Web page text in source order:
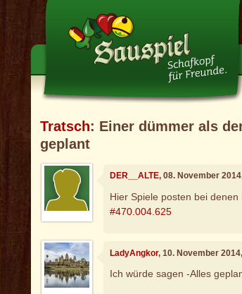
Tratsch: Einer dümmer als
geplant
DER__ALTE, 08. November
Hier Spiele posten bei
#470.004.625
LadyAngkor, 10. November
Ich würde sagen -Alles